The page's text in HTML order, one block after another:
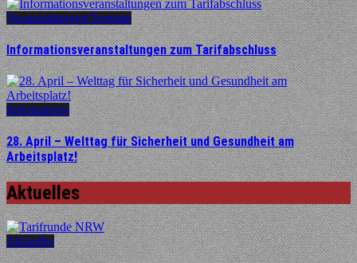
Veranstaltungen/Termine
Informationsveranstaltungen zum Tarifabschluss
Informatives
28. April – Welttag für Sicherheit und Gesundheit am
Arbeitsplatz!
Aktuelles
Aktuelles